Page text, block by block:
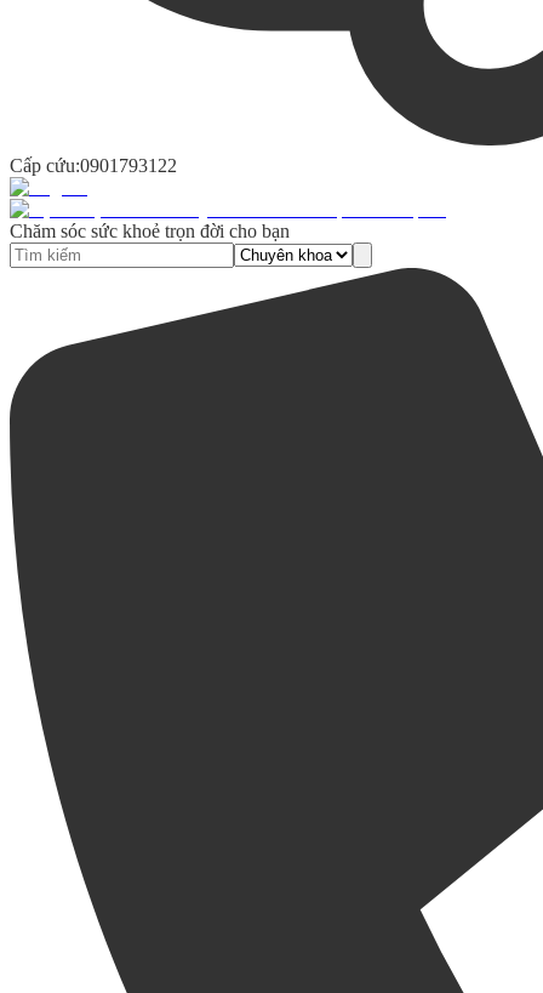
Cấp cứu:0901793122
Chăm sóc sức khoẻ trọn đời cho bạn